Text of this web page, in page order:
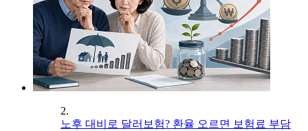
2.
노후 대비로 달러보험? 환율 오르면 보험료 부담